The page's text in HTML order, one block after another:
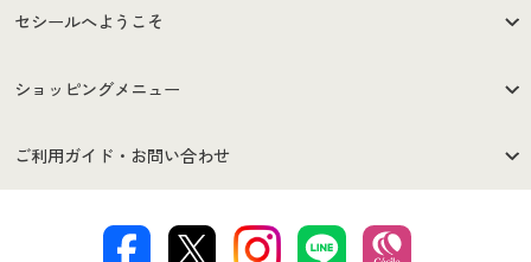
セシールへようこそ
はじめての方へ
セシールご利用規約
ショッピングメニュー
商品カテゴリ
ご利用ガイド・お問い合わせ